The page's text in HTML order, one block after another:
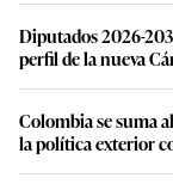
Diputados 2026-
perfil de la nueva
Colombia se suma
la política exterior